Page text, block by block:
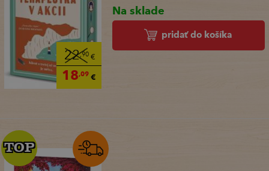
22,90€
18,09€
Na sklade
pridať do košíka
TOP
TOP